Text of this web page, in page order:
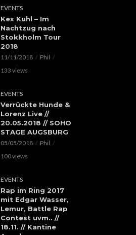
EVENTS
Kex Kuhl – Im
Nachtzug nach
Stokkholm Tour
2018
11/11/2018
Phil
133 views
EVENTS
Verrückte Hunde &
Lorenz Live //
20.05.2018 // SOHO
STAGE AUGSBURG
05/05/2018
Phil
100 views
EVENTS
Rap im Ring 2017
mit Edgar Wasser,
Lemur, Battle Rap
Contest uvm.. //
18.11. // Kantine